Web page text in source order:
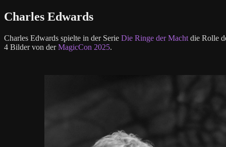
Charles Edwards
Charles Edwards spielte in der Serie Die Ringe der Macht die Rolle
4 Bilder von derMagicCon 2025.